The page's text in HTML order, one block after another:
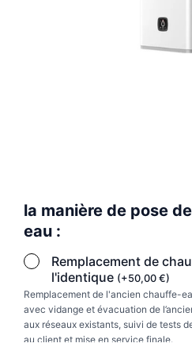
la manière de pose
eau :
Remplacement de
l'identique (+50,00 €)
Remplacement de l'ancien chauffe-
avec vidange et évacuation de
aux réseaux existants, suivi de tests
au client et mise en service finale.
de
ATLANTIC
Chauffe-
électrique
Linéo
connecté
vertical